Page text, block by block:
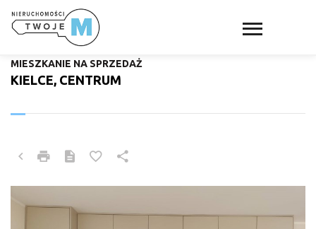
KIELCE, CENTRUM
MIESZKANIE NA SPRZEDAŻ